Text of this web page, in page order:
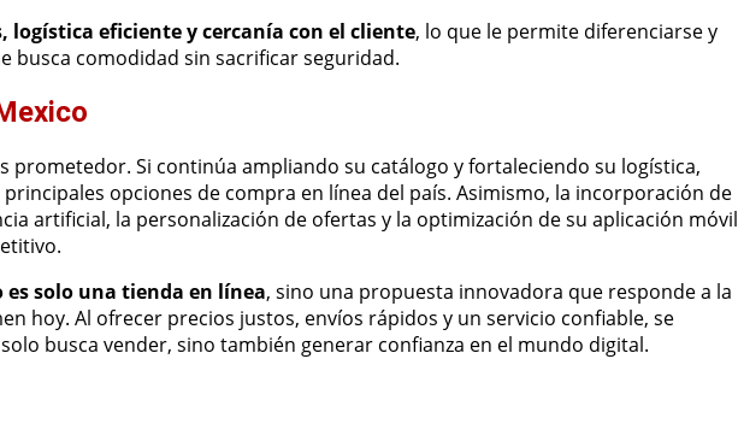
logística eficiente y cercanía con el cliente, lo que le permite diferenciarse y
busca comodidad sin sacrificar seguridad.
prometedor. Si continúa ampliando su catálogo y fortaleciendo su logística,
opciones de compra en línea del país. Asimismo, la incorporación de
artificial, la personalización de ofertas y la optimización de su aplicación móvil
es solo una tienda en línea, sino una propuesta innovadora que responde a la
hoy. Al ofrecer precios justos, envíos rápidos y un servicio confiable, se
busca vender, sino también generar confianza en el mundo digital.